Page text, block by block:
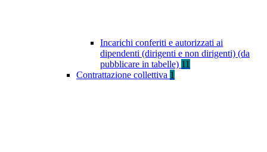
Incarichi conferiti e autorizzati ai
dipendenti (dirigenti e non dirigenti) (da
pubblicare in tabelle) 11
Contrattazione collettiva 1